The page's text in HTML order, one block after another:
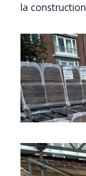
la